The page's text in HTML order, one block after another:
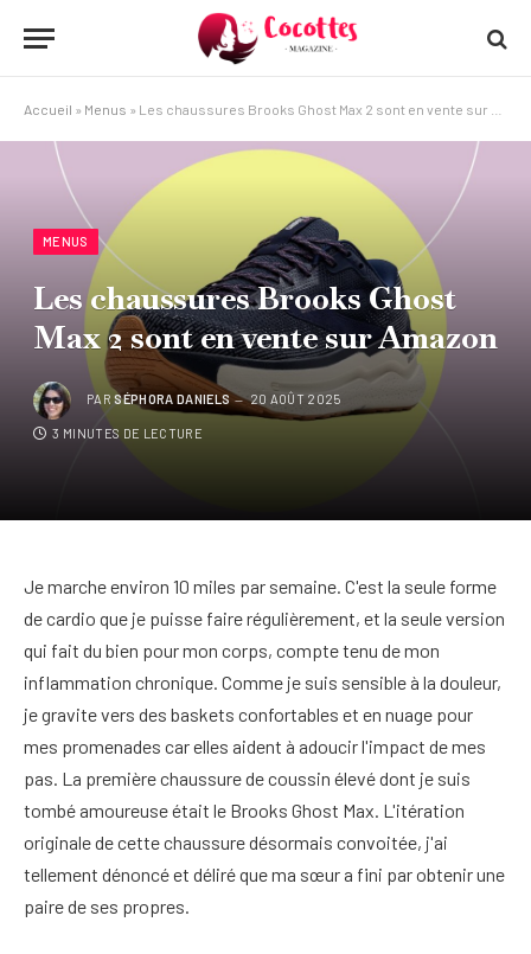
Accueil » Menus » Les chaussures Brooks Ghost Max 2 sont en vente sur Amazon
MENUS
Les chaussures Brooks Ghost
Max 2 sont en vente sur Amazon
PAR SÉPHORA DANIELS 20 AOÛT 2025
3 MINUTES DE LECTURE
Je marche environ 10 miles par semaine. C'est la seule forme
de cardio que je puisse faire régulièrement, et la seule version
qui fait du bien pour mon corps, compte tenu de mon
inflammation chronique. Comme je suis sensible à la douleur,
je gravite vers des baskets confortables et en nuage pour
mes promenades car elles aident à adoucir l'impact de mes
pas. La première chaussure de coussin élevé dont je suis
tombé amoureuse était le Brooks Ghost Max. L'itération
originale de cette chaussure désormais convoitée, j'ai
tellement dénoncé et déliré que ma sœur a fini par obtenir une
paire de ses propres.